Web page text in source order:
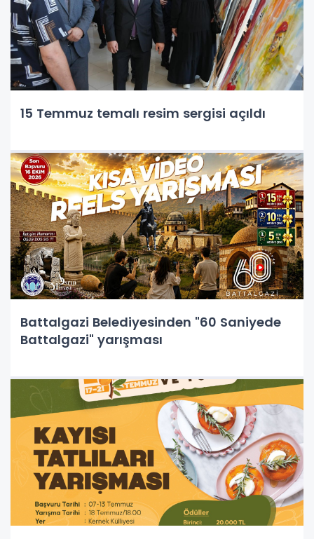
15 Temmuz temalı resim sergisi açıldı
Battalgazi Belediyesinden "60 Saniyede
Battalgazi" yarışması